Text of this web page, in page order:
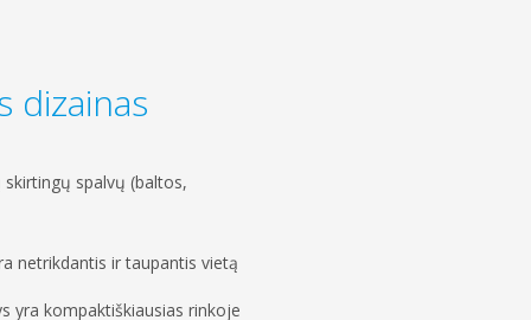
dizainas
spalvų (baltos,
netrikdantis ir taupantis vietą
yra kompaktiškiausias rinkoje